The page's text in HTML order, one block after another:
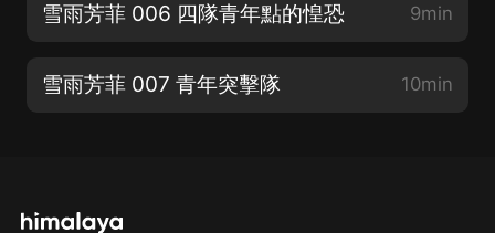
雪雨芳菲 006 四隊青年點的惶恐 9min
雪雨芳菲 007 青年突擊隊 10min